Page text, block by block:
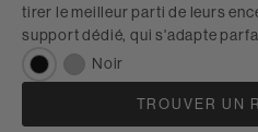
tirer le meilleur parti de leurs
support dédié, qui s'adapte
Noir
TROUVER UN